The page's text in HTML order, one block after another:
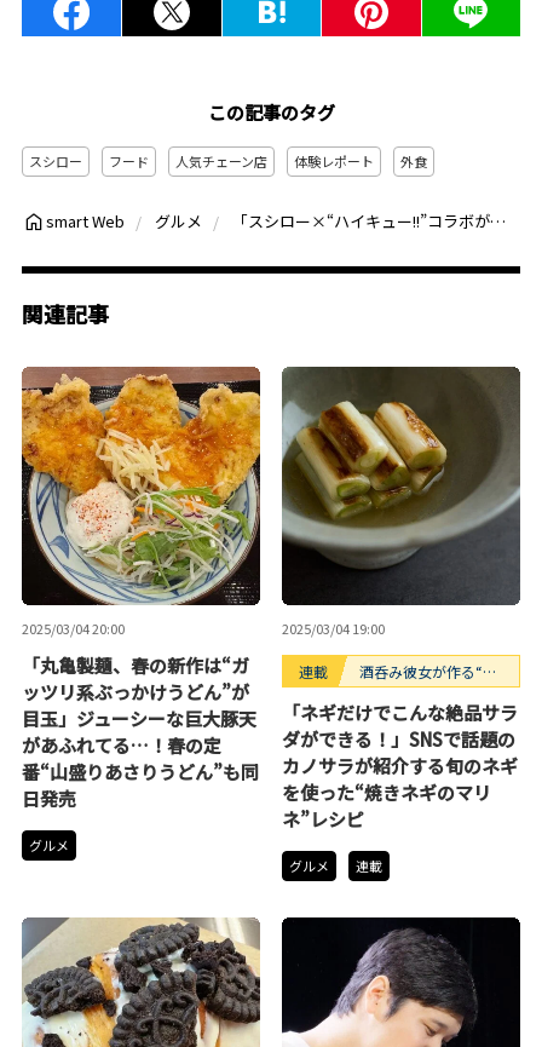
この記事のタグ
スシロー フード 人気チェーン店 体験レポート 外食
smart Web グルメ 「スシロー×“ハイキュー!!”コラボが帰ってきた！」限定ピックやステッカー満載♡ファン心をくすぐるメニューを体験
関連記事
2025/03/04 20:00
「丸亀製麺、春の新作は“ガ
ッツリ系ぶっかけうどん”が
目玉」ジューシーな巨大豚天
があふれてる…！春の定
番“山盛りあさりうどん”も同
日発売
グルメ
2025/03/04 19:00
連載
酒呑み彼女が作る“つ
「ネギだけでこんな絶品サラ
ダができる！」SNSで話題の
カノサラが紹介する旬のネギ
を使った“焼きネギのマリ
ネ”レシピ
グルメ 連載